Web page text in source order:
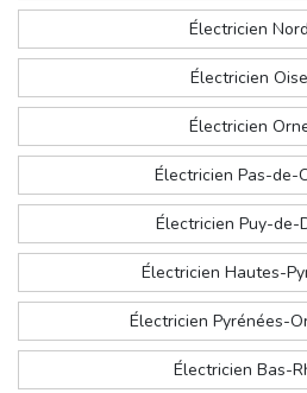
Électricien
Électricien
Électricien
Électricien Pas-de-
Électricien Puy-de-
Électricien Hautes-
Électricien Pyrénées-
Électricien Bas-